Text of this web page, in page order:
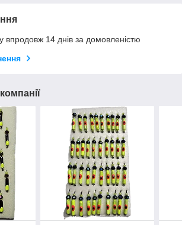
впродовж 14 днів за домовленістю